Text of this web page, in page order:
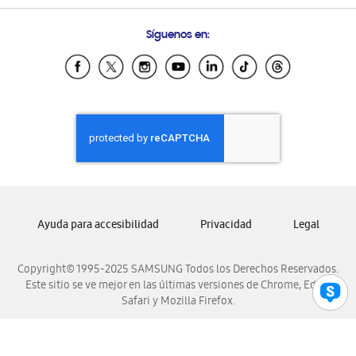
Samsung Ecuador
Samsung El Salvador
Samsung Honduras
Samsung Nicaragua
Samsung Panamá
Samsung Venezuela
Síguenos en:
Copyright© 1995-2025 SAMSUNG Todos los Derechos Reservados.
Este sitio se ve mejor en las últimas versiones de Chrome, Edge,
Safari y Mozilla Firefox.
Ayuda para accesibilidad Privacidad Legal